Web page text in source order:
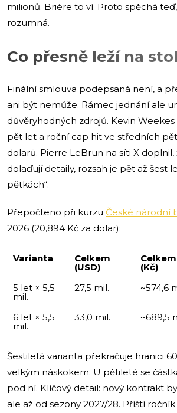
milionů. Brière to ví. Proto spěchá
rozumná.
Co přesně leží na
Finální smlouva podepsaná není, a
ani být nemůže. Rámec jednání ale
důvěryhodných zdrojů. Kevin Weekes
pět let a roční cap hit ve středních
dolarů. Pierre LeBrun na síti X doplnil,
dolaďují detaily, rozsah je pět až šest
pětkách“.
Přepočteno při kurzu České národní
2026 (20,894 Kč za dolar):
Varianta Celkem
(USD)
Celkem
(Kč)
5 let × 5,5
mil.
27,5 mil. ~574,6
6 let × 5,5
mil.
33,0 mil. ~689,5
Šestiletá varianta překračuje hranici
velkým náskokem. U pětileté se
pod ní. Klíčový detail: nový kontrakt
ale až od sezony 2027/28. Příští